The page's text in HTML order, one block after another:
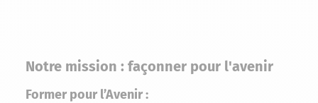
Notre mission : façonner pour l'avenir
Former pour l’Avenir :